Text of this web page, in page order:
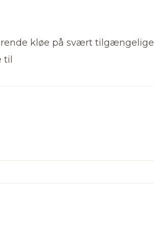
kløe på svært tilgængelige